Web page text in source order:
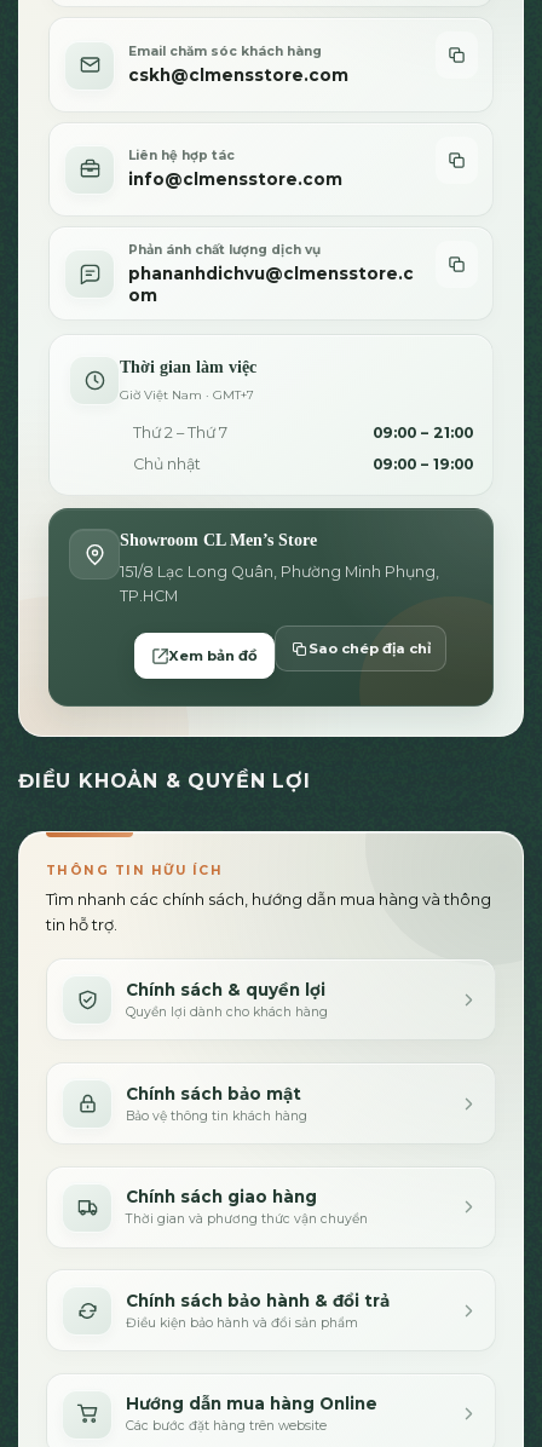
Email chăm sóc khách hàng
cskh@clmensstore.com
Liên hệ hợp tác
info@clmensstore.com
Phản ánh chất lượng dịch vụ
phananhdichvu@clmensstore.c
om
Thời gian làm việc
Giờ Việt Nam · GMT+7
Thứ 2 – Thứ 7
09:00 – 21:00
Chủ nhật
09:00 – 19:00
Showroom CL Men’s Store
151/8 Lạc Long Quân, Phường Minh Phụng,
TP.HCM
Xem bản đồ Sao chép địa chỉ
ĐIỀU KHOẢN & QUYỀN LỢI
THÔNG TIN HỮU ÍCH
Tìm nhanh các chính sách, hướng dẫn mua hàng và thông
tin hỗ trợ.
Chính sách & quyền lợi
Quyền lợi dành cho khách hàng
Chính sách bảo mật
Bảo vệ thông tin khách hàng
Chính sách giao hàng
Thời gian và phương thức vận chuyển
Chính sách bảo hành & đổi trả
Điều kiện bảo hành và đổi sản phẩm
Hướng dẫn mua hàng Online
Các bước đặt hàng trên website